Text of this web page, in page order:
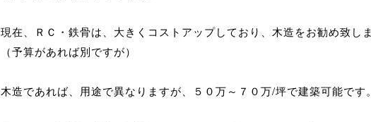
現在、ＲＣ・鉄骨は、大きくコストアップしており、木造をお勧め致しま
（予算があれば別ですが）
木造であれば、用途で異なりますが、５０万～７０万/坪で建築可能です。